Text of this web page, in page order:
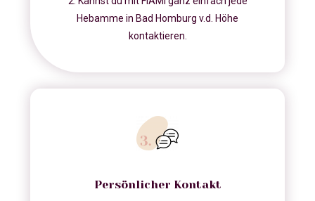
Hebamme in Bad Homburg v.d. Höhe
kontaktieren.
Persönlicher Kontakt